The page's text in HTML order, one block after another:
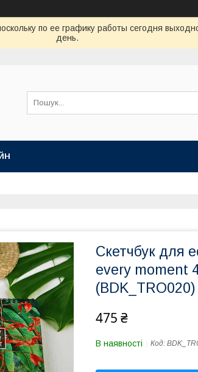
по ее графику работы сегодня
день.
Скетчбук для
every moment
(BDK_TRO020)
475 ₴
В наявності Код: